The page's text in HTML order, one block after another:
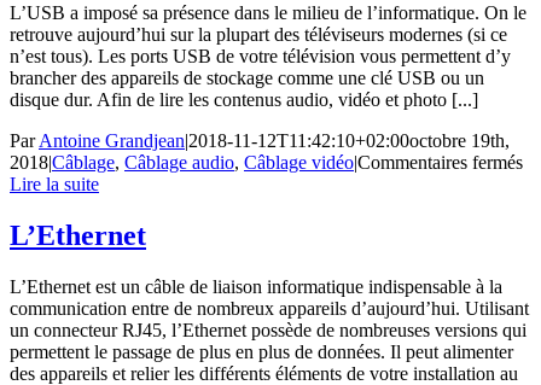
de
mon
matériel
technique
?
L’USB a imposé sa présence dans le milieu de l’informatique. On le
retrouve aujourd’hui sur la plupart des téléviseurs modernes (si ce
n’est tous). Les ports USB de votre télévision vous permettent d’y
brancher des appareils de stockage comme une clé USB ou un
disque dur. Afin de lire les contenus audio, vidéo et photo [...]
ParAntoine Grandjean|2018-11-12T11:42:10+02:00octobre 19th,
2018|Câblage, Câblage audio, Câblage vidéo|Commentaires fermés
Lire la suite
L’Ethernet
L’Ethernet est un câble de liaison informatique indispensable à la
communication entre de nombreux appareils d’aujourd’hui. Utilisant
un connecteur RJ45, l’Ethernet possède de nombreuses versions qui
permettent le passage de plus en plus de données. Il peut alimenter
des appareils et relier les différents éléments de votre installation au